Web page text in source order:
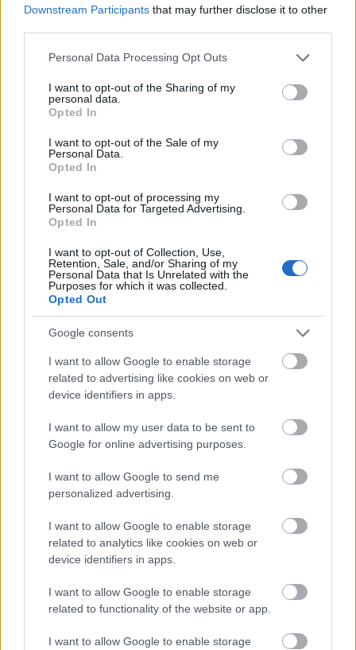
Downstream Participants that may further disclose it to other
Please note that this website/app uses one or more Google
not limited to your visit or usage behaviour. You may click to
grant or deny consent to Google and its third-party tags to
use your data for below specified purposes in below Google
consent section.
Personal Data Processing Opt Outs
I want to opt-out of the Sharing of my
personal data.
Opted In
I want to opt-out of the Sale of my
Personal Data.
Opted In
I want to opt-out of processing my
Personal Data for Targeted Advertising.
Opted In
I want to opt-out of Collection, Use,
Retention, Sale, and/or Sharing of my
Personal Data that Is Unrelated with the
Purposes for which it was collected.
Opted Out
Google consents
I want to allow Google to enable storage
related to advertising like cookies on web or
device identifiers in apps.
I want to allow my user data to be sent to
Google for online advertising purposes.
I want to allow Google to send me
personalized advertising.
I want to allow Google to enable storage
related to analytics like cookies on web or
device identifiers in apps.
I want to allow Google to enable storage
related to functionality of the website or app.
I want to allow Google to enable storage
22ο Παγκαλαβρυτινό Αντάμωμα στην Κλειτορία
Δεν ανοίγει η μπάρα στα διόδια με το e-pass ενώ έχει
χρήματα «μέσα»;